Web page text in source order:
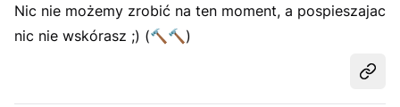
Nic nie możemy zrobić na ten moment, a pospieszajac
nic nie wskórasz ;) (🔨🔨)